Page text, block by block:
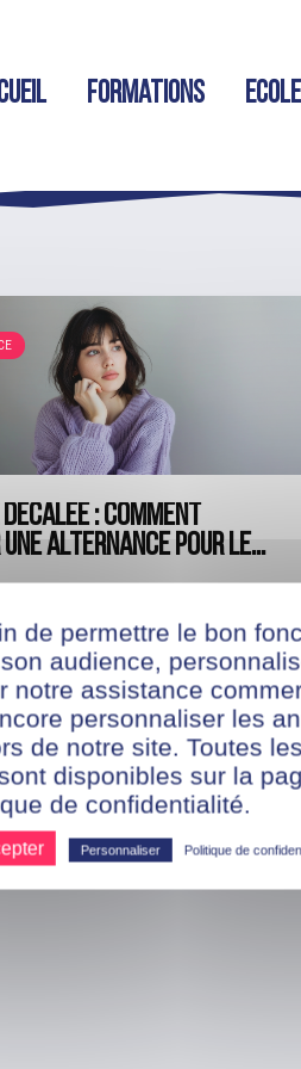
Formations Ecole
: comment
alternance pour le...
de permettre le bon
audience,
notre assistance
personnaliser les
de notre site. Toutes
disponibles sur la
de confidentialité.
Personnaliser Politique de